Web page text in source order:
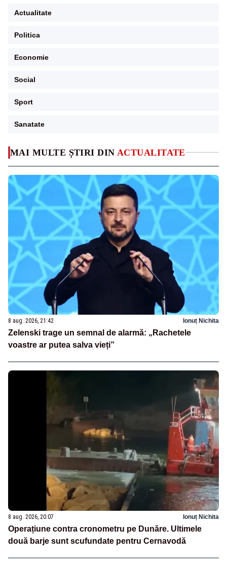
MAI MULTE ȘTIRI DIN ACTUALITATE
8 aug. 2026, 21:42 Ionuț Nichita
Zelenski trage un semnal de alarmă: „Rachetele
voastre ar putea salva vieți”
8 aug. 2026, 20:07 Ionuț Nichita
Operațiune contra cronometru pe Dunăre. Ultimele
două barje sunt scufundate pentru Cernavodă
Actualitate
Politica
Economie
Social
Sport
Sanatate